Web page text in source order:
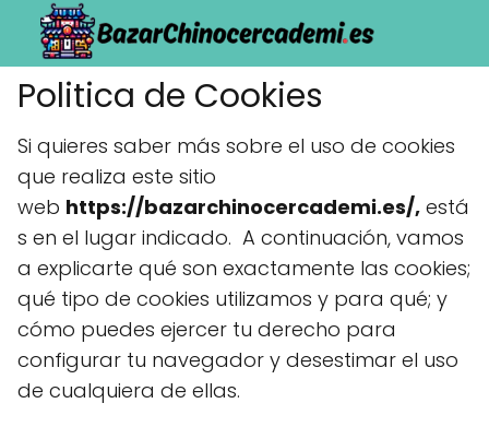
Politica de Cookies
Si quieres saber más sobre el uso de cookies
que realiza este sitio
web https://bazarchinocercademi.es/, está
s en el lugar indicado. A continuación, vamos
a explicarte qué son exactamente las cookies;
qué tipo de cookies utilizamos y para qué; y
cómo puedes ejercer tu derecho para
configurar tu navegador y desestimar el uso
de cualquiera de ellas.